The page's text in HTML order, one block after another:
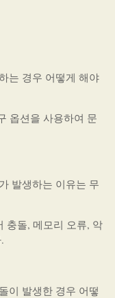
는 경우 어떻게 해야
옵션을 사용하여 문
발생하는 이유는 무
충돌, 메모리 오류, 악
이 발생한 경우 어떻